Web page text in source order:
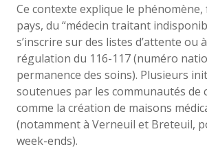
Ce contexte explique le
pays, du “médecin traitant
s’inscrire sur des listes d’attente ou
régulation du 116-117 (numéro
permanence des soins). Plusieurs
soutenues par les communautés de
comme la création de maisons
(notamment à Verneuil et Breteuil,
week-ends).